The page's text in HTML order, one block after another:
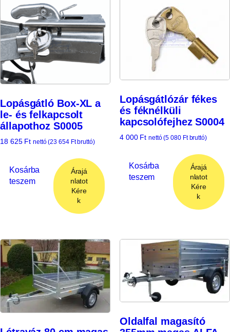
Lopásgátló Box-XL a
le- és felkapcsolt
állapothoz S0005
18 625 Ft nettó (23 654 Ftbruttó)
Kosárba
teszem
Árajá
nlatot
Kére
k
Lopásgátlózár fékes
és féknélküli
kapcsolófejhez S0004
4 000 Ft nettó (5 080 Ftbruttó)
Kosárba
teszem
Árajá
nlatot
Kére
k
Oldalfal magasító